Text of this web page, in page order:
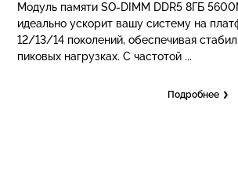
Модуль памяти SO-DIMM DDR5 8ГБ
идеально ускорит вашу систему на
12/13/14 поколений, обеспечивая
пиковых нагрузках. С частотой ...
Подробнее